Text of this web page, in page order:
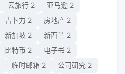
云旅行 2 亚马逊 2
吉卜力 2 房地产 2
新加坡 2 新西兰 2
比特币 2 电子书 2
临时邮箱 2 公司研究 2